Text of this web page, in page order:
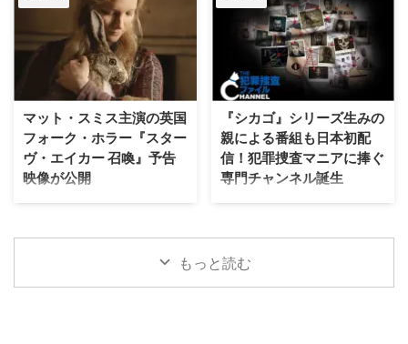
語、『スパイダーマン：ブラン
ド・ニュー・デイ』が大ヒット …
る。 鬼門らしく一筋縄ではいか
ず 原作は、1987年に出版された
トム・ウルフのベストセラー小説
「虚栄の篝火」。1980年代のニ
ューヨークの上流社会を辛辣に風
刺した作品だ。ウォール街で台頭
したトレーダーたち、その華奢な
妻や愛人、そして富裕層が住むマ
ンハッタンと周辺の貧困な地区と
の間にくすぶる人種間の緊張を描
ドラマ『DOC（ドック） あす
へのカルテ』 NHK BSプレミアム
4K｜毎週（木） 17：00～ イタ
リア発！ 12年間の記憶を失った
エリート医師の物語。 原作 ピエ
ルダンテ・ピッチョーニ キャス
ト ルカ・アルジェンテーロ、マ
ティルデ・ジョリ、サラ・ラッザ
ーロ ほか ≫≫『DOC（ドッ
ク）3 あすへのカルテ』詳細 海
マット・スミス主演の英国
フォーク・ホラー『スター
ヴ・エイカー 召喚』予告
映像が公開
英国ヨークシャー地方を舞台に、
ォーク・ホラー映画『スターヴ・
エイカー 召喚』。公開に先駆け
て、不穏な空気が漂う日本版予告
映像と、英国らしい曇天の世界観
『シカゴ』シリーズ生みの
親による番組も日本初配
信！犯罪捜査マニアに捧ぐ
専門チャンネル誕生
日本唯一のミステリードラマ専門
ル」が、開局月である8月に展開
する新たなサービスとして、犯罪
捜査に特化した新たな専門チャン
ネル「THE 犯罪捜査ファイル・
もっと読む